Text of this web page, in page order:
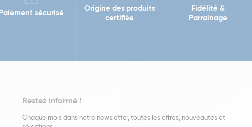
Paiement sécurisé
Origine des produits
certifiée
Fidélité &
Parrainage
Restez informé !
Chaque mois dans notre newsletter, toutes les offres, nouveautés et